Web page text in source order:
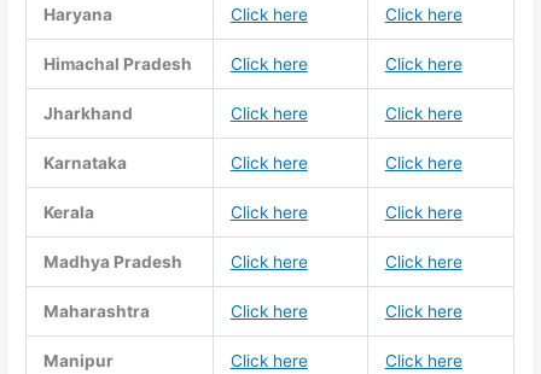
Haryana Click here Click here
Himachal Pradesh Click here Click here
Jharkhand Click here Click here
Karnataka Click here Click here
Kerala Click here Click here
Madhya Pradesh Click here Click here
Maharashtra Click here Click here
Manipur Click here Click here